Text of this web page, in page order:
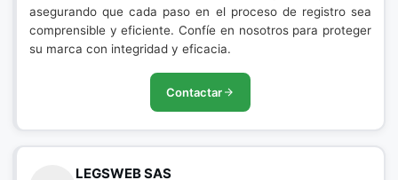
asegurando que cada paso en el proceso de registro sea
comprensible y eficiente. Confíe en nosotros para proteger
su marca con integridad y eficacia.
Contactar
LEGSWEB SAS